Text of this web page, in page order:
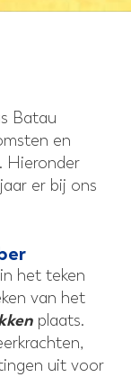
Batau
en
Hieronder
er bij ons
het teken
van het
plaats.
uit voor